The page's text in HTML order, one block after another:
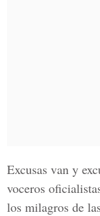
Excusas van y
voceros
los milagros de